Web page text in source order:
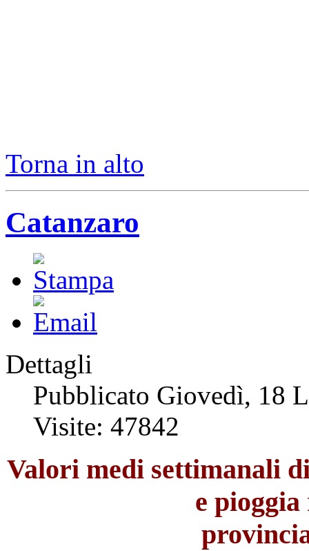
Torna in alto
Catanzaro
Dettagli
Pubblicato Giovedì, 18
Visite: 47842
Valori medi settimanali
e